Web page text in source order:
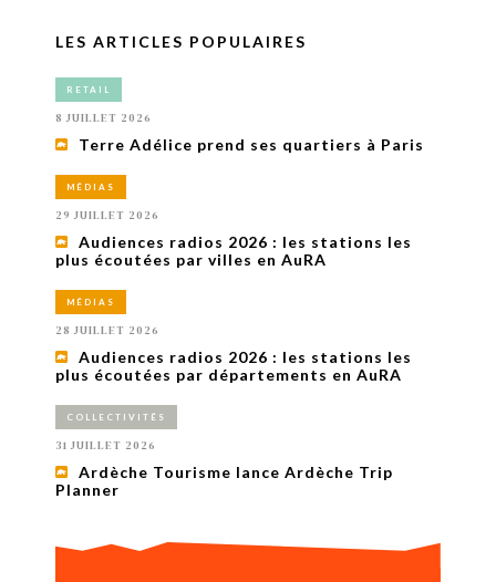
LES ARTICLES POPULAIRES
RETAIL
8 JUILLET 2026
Terre Adélice prend ses quartiers à Paris
MÉDIAS
29 JUILLET 2026
Audiences radios 2026 : les stations les
plus écoutées par villes en AuRA
MÉDIAS
28 JUILLET 2026
Audiences radios 2026 : les stations les
plus écoutées par départements en AuRA
COLLECTIVITÉS
31 JUILLET 2026
Ardèche Tourisme lance Ardèche Trip
Planner